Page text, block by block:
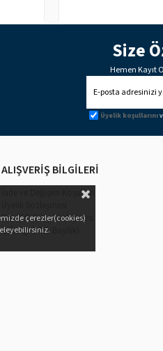
Size
Hemen Kayıt
Üyelik koşullarını
ALIŞVERİŞ BİLGİLERİ
İade ve Değişim Koşulları
Mesafeli Satış Sözleşmesi
İş Birliği (XML Bayilik)
çerezler(cookies)